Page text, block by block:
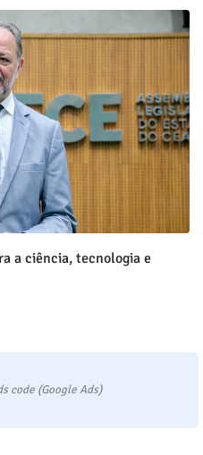
a ciência, tecnologia e
code (Google Ads)